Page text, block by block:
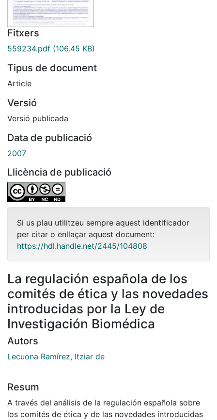
Fitxers
559234.pdf (106.45 KB)
Tipus de document
Article
Versió
Versió publicada
Data de publicació
2007
Llicència de publicació
Si us plau utilitzeu sempre aquest identificador
per citar o enllaçar aquest document:
https://hdl.handle.net/2445/104808
La regulación española de los
comités de ética y las novedades
introducidas por la Ley de
Investigación Biomédica
Autors
Lecuona Ramírez, Itziar de
Resum
A través del análisis de la regulación española sobre
los comités de ética y de las novedades introducidas